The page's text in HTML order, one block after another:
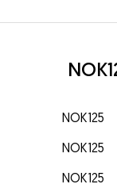
NOK125
NOK125
NOK125